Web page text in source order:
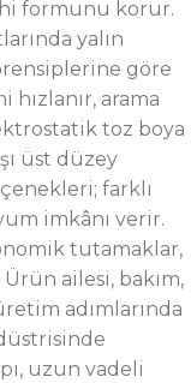
formunu korur.
yalın
göre
arama
toz boya
üst düzey
farklı
imkânı verir.
tutamaklar,
ailesi, bakım,
adımlarında
uzun vadeli